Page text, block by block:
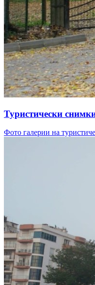
Туристически
Фото галерии на